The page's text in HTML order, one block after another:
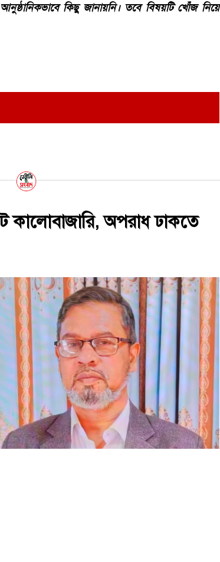
কিছু জানায়নি। তবে বিষয়টি খোঁজ নিয়ে
কালোবাজারি, অপরাধ ঢাকতে